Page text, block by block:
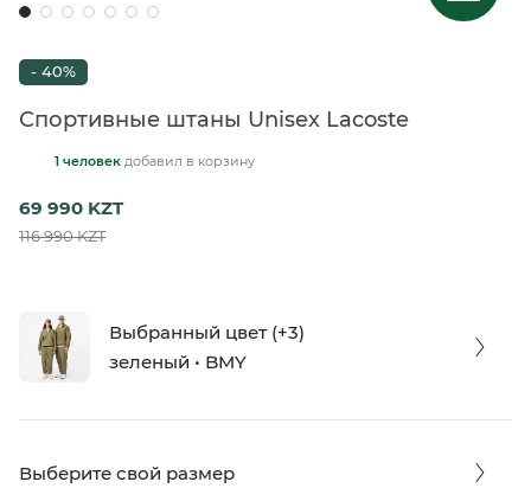
- 40%
Спортивные штаны Unisex Lacoste
1 человек добавил в корзину
69 990 KZT
116 990 KZT
Выбранный цвет (+3)
зеленый • BMY
Выберите свой размер